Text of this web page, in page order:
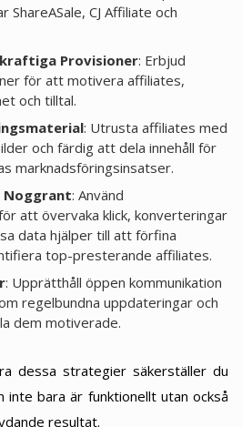
ShareASale, CJ Affiliate och
Provisioner: Erbjud
för att motivera affiliates,
och tilltal.
: Utrusta affiliates med
och färdig att dela innehåll för
marknadsföringsinsatser.
Noggrant: Använd
att övervaka klick, konverteringar
data hjälper till att förfina
top-presterande affiliates.
: Upprätthåll öppen kommunikation
regelbundna uppdateringar och
dem motiverade.
dessa strategier säkerställer du
bara är funktionellt utan också
resultat.